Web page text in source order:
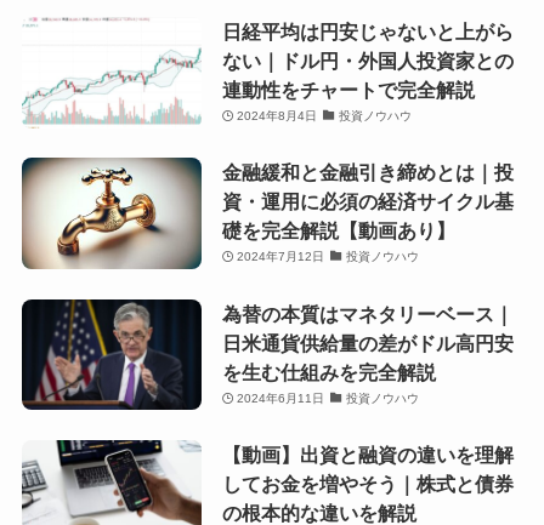
日経平均は円安じゃないと上がら
ない｜ドル円・外国人投資家との
連動性をチャートで完全解説
2024年8月4日 投資ノウハウ
金融緩和と金融引き締めとは｜投
資・運用に必須の経済サイクル基
礎を完全解説【動画あり】
2024年7月12日 投資ノウハウ
為替の本質はマネタリーベース｜
日米通貨供給量の差がドル高円安
を生む仕組みを完全解説
2024年6月11日 投資ノウハウ
【動画】出資と融資の違いを理解
してお金を増やそう｜株式と債券
の根本的な違いを解説